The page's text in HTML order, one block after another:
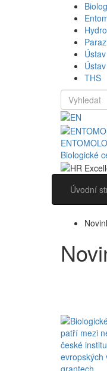
THS
Biologické
Úvodní